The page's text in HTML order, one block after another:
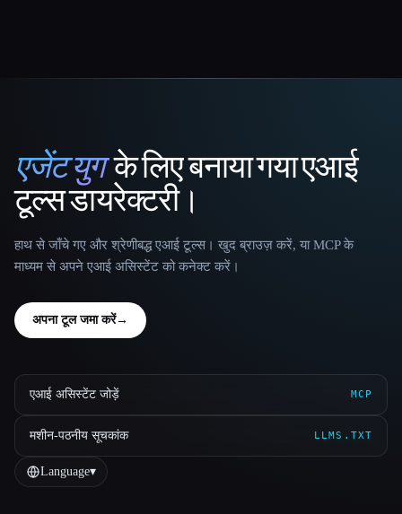
That AI Collection
एजेंट युगके लिए बनाया गया एआई
टूल्स डायरेक्टरी।
हाथ से जाँचे गए और श्रेणीबद्ध एआई टूल्स। खुद ब्राउज़ करें, या MCP के
माध्यम से अपने एआई असिस्टेंट को कनेक्ट करें।
अपना टूल जमा करें→
एआई असिस्टेंट जोड़ें MCP
मशीन-पठनीय सूचकांक LLMS.TXT
Language▾